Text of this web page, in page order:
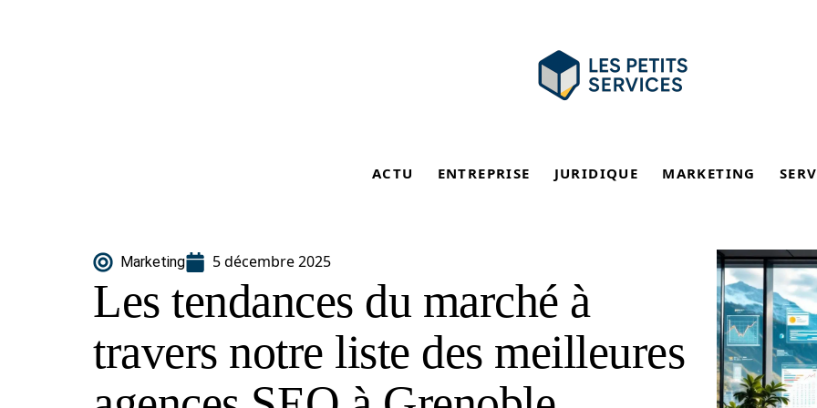
ACTU ENTREPRISE JURIDIQUE MARKETING
Marketing 5 décembre 2025
Les tendances du marché à
travers notre liste des meilleures